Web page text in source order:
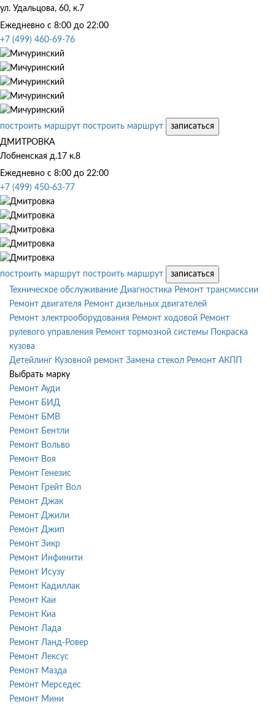
ул. Удальцова, 60, к.7
Ежедневно с 8:00 до 22:00
+7 (499) 460-69-76
построить маршрут построить маршрут
записаться
ДМИТРОВКА
Лобненская д.17 к.8
Ежедневно с 8:00 до 22:00
+7 (499) 450-63-77
построить маршрут построить маршрут
записаться
Техническое обслуживание Диагностика Ремонт трансмиссии
Ремонт двигателя Ремонт дизельных двигателей
Ремонт электрооборудования Ремонт ходовой Ремонт
рулевого управления Ремонт тормозной системы
Покраска
кузова
Детейлинг Кузовной ремонт Замена стекол Ремонт АКПП
Выбрать марку
Ремонт Ауди
Ремонт БИД
Ремонт БМВ
Ремонт Бентли
Ремонт Вольво
Ремонт Воя
Ремонт Генезис
Ремонт Грейт Вол
Ремонт Джак
Ремонт Джили
Ремонт Джип
Ремонт Зикр
Ремонт Инфинити
Ремонт Исузу
Ремонт Кадиллак
Ремонт Каи
Ремонт Киа
Ремонт Лада
Ремонт Ланд-Ровер
Ремонт Лексус
Ремонт Мазда
Ремонт Мерседес
Ремонт Мини